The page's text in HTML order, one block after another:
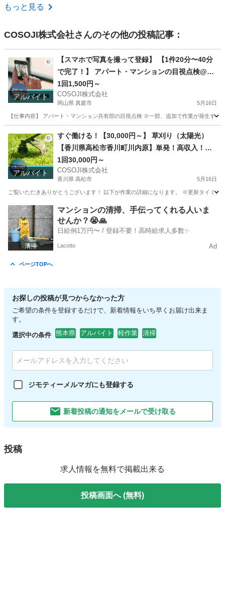
熊本 その他
もっと見る
COSOJI株式会社さんのその他の投稿記事：
アルバイト
【スマホで写真を撮って登録】 【1件20分〜40分
で完了！】 アパート・マンションの目視点検@岡
山県真庭市惣
1回1,500円～
COSOJI株式会社
岡山県 真庭市 5月16日
【仕事内容】 アパート・マンション共有部の目視点検 ※一部、追加で作業が発生す
清掃 マニュアル
アルバイト
すぐ働ける！【30,000円～】 草刈り（太陽光）
【香川県高松市香川町川内原】単発！高収入！短
日！ダブルワークOK！経験者大募集！
1回30,000円～
COSOJI株式会社
香川県 高松市 5月16日
ご覧いただきありがとうございます！ 以下が作業の詳細になります。 ※更新タイミ
香川 高松市 清掃 COSOJI
マンションの清掃、手伝ってくれる人いま
せんか？😭🙏
日給例1万円〜 / 登録不要！高時給求人多数✨
Lacotto Ad
ページTOPへ
お探しの投稿が見つからなかった方
ご希望の条件を登録するだけで、新着情報をいち早くお届け出来ま
す。
選択中の条件 熊本県 アルバイト 軽作業 清掃
ジモティーメルマガにも登録する
新着投稿の通知をメールで受け取る
投稿
求人情報を無料で掲載出来る
投稿画面へ (無料)